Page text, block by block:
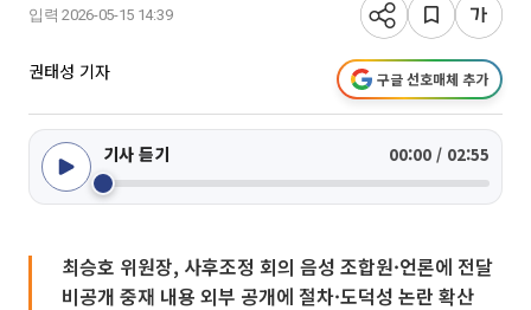
입력 2026-05-15 14:39
권태성 기자 구글 선호매체 추가
기사 듣기 00:00 / 02:55
최승호 위원장, 사후조정 회의 음성 조합원·언론에 전달
비공개 중재 내용 외부 공개에 절차·도덕성 논란 확산